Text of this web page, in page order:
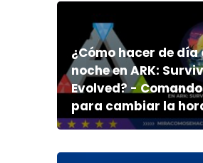
¿Cómo hacer de día
noche en ARK:
Evolved? -
para cambiar la